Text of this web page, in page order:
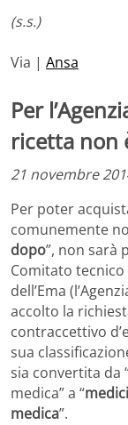
(s.s.)
Via | Ansa
Per
ricetta non
21 novembre
Per poter
comunemente
dopo”, non sarà
Comitato
dell’Ema
accolto la
contraccettivo
sua
sia convertita da
medica” a “
medica”.